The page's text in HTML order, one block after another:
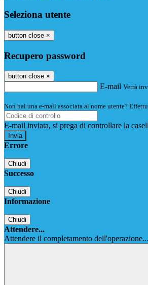
Seleziona utente
button close ×
Recupero password
button close ×
E-mail Verrà
Non hai una e-mail associata al nome utente?
E-mail inviata, si prega di controllare la
Errore
Chiudi
Successo
Chiudi
Informazione
Chiudi
Attendere...
Attendere il completamento dell'operazione...